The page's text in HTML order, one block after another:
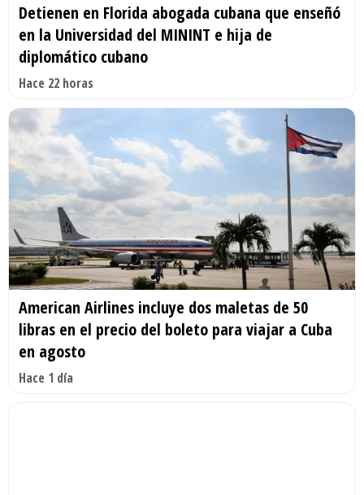
Detienen en Florida abogada cubana que enseñó
en la Universidad del MININT e hija de
diplomático cubano
Hace 22 horas
American Airlines incluye dos maletas de 50
libras en el precio del boleto para viajar a Cuba
en agosto
Hace 1 día